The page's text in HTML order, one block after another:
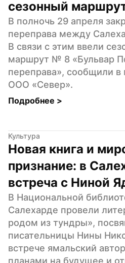
сезонный
В полночь 29 апреля
переправа между
В связи с этим ввели
маршрут № 8 «Бульвар
переправа», сообщили в
ООО «Север».
Подробнее >
Культура
Новая книга и
признание: в
встреча с Ниной
В Национальной
Салехарде провели
родом из тундры»,
писательницы Нины
встрече ямальский
планами на будущее и